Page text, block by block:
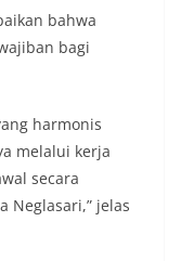
bahwa
bagi
harmonis
melalui kerja
secara
Neglasari,” jelas